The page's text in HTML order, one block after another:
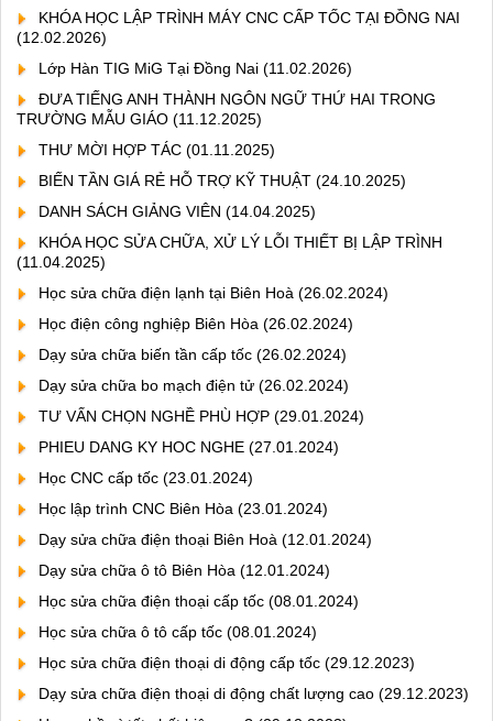
KHÓA HỌC LẬP TRÌNH MÁY CNC CẤP TỐC TẠI ĐỒNG NAI
(12.02.2026)
Lớp Hàn TIG MiG Tại Đồng Nai (11.02.2026)
ĐƯA TIẾNG ANH THÀNH NGÔN NGỮ THỨ HAI TRONG
TRƯỜNG MẪU GIÁO (11.12.2025)
THƯ MỜI HỢP TÁC (01.11.2025)
BIẾN TẦN GIÁ RẺ HỖ TRỢ KỸ THUẬT (24.10.2025)
DANH SÁCH GIẢNG VIÊN (14.04.2025)
KHÓA HỌC SỬA CHỮA, XỬ LÝ LỖI THIẾT BỊ LẬP TRÌNH
(11.04.2025)
Học sửa chữa điện lạnh tại Biên Hoà (26.02.2024)
Học điện công nghiệp Biên Hòa (26.02.2024)
Dạy sửa chữa biến tần cấp tốc (26.02.2024)
Dạy sửa chữa bo mạch điện tử (26.02.2024)
TƯ VẤN CHỌN NGHỀ PHÙ HỢP (29.01.2024)
PHIEU DANG KY HOC NGHE (27.01.2024)
Học CNC cấp tốc (23.01.2024)
Học lập trình CNC Biên Hòa (23.01.2024)
Dạy sửa chữa điện thoại Biên Hoà (12.01.2024)
Dạy sửa chữa ô tô Biên Hòa (12.01.2024)
Học sửa chữa điện thoại cấp tốc (08.01.2024)
Học sửa chữa ô tô cấp tốc (08.01.2024)
Học sửa chữa điện thoại di động cấp tốc (29.12.2023)
Dạy sửa chữa điện thoại di động chất lượng cao (29.12.2023)